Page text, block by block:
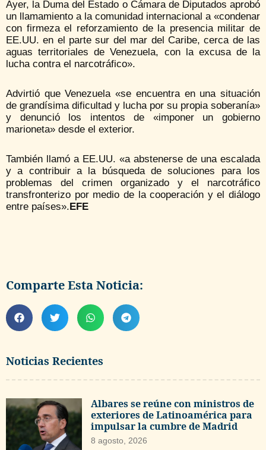
Noticias Recientes
Albares se reúne con ministros de
exteriores de Latinoamérica para
impulsar la cumbre de Madrid
8 agosto, 2026
Ayer, la Duma del Estado o Cámara de Diputados aprobó
un llamamiento a la comunidad internacional a «condenar
con firmeza el reforzamiento de la presencia militar de
EE.UU. en el parte sur del mar del Caribe, cerca de las
aguas territoriales de Venezuela, con la excusa de la
lucha contra el narcotráfico».
Advirtió que Venezuela «se encuentra en una situación
de grandísima dificultad y lucha por su propia soberanía»
y denunció los intentos de «imponer un gobierno
marioneta» desde el exterior.
También llamó a EE.UU. «a abstenerse de una escalada
y a contribuir a la búsqueda de soluciones para los
problemas del crimen organizado y el narcotráfico
transfronterizo por medio de la cooperación y el diálogo
entre países».EFE
Comparte Esta Noticia: